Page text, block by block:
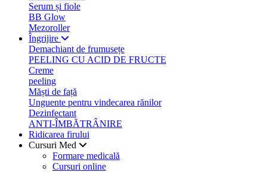
Serum și fiole
BB Glow
Mezoroller
Îngrijire
Demachiant de frumusețe
PEELING CU ACID DE FRUCTE
Creme
peeling
Măști de față
Unguente pentru vindecarea rănilor
Dezinfectant
ANTI-ÎMBĂTRÂNIRE
Ridicarea firului
Cursuri Med
Formare medicală
Cursuri online